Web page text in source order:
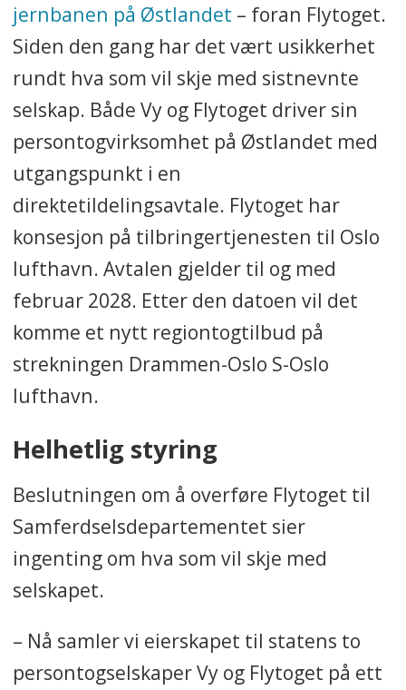
jernbanen på Østlandet – foran Flytoget.
Siden den gang har det vært usikkerhet
rundt hva som vil skje med sistnevnte
selskap. Både Vy og Flytoget driver sin
persontogvirksomhet på Østlandet med
utgangspunkt i en
direktetildelingsavtale. Flytoget har
konsesjon på tilbringertjenesten til Oslo
lufthavn. Avtalen gjelder til og med
februar 2028. Etter den datoen vil det
komme et nytt regiontogtilbud på
strekningen Drammen-Oslo S-Oslo
lufthavn.
Helhetlig styring
Beslutningen om å overføre Flytoget til
Samferdselsdepartementet sier
ingenting om hva som vil skje med
selskapet.
– Nå samler vi eierskapet til statens to
persontogselskaper Vy og Flytoget på ett